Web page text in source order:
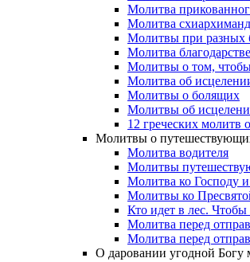
Молитва
Молитва
Молитвы при разных
Молитва
Молитвы о том,
Молитва об
Молитвы о болящих
Молитвы об
12 греческих молитв
Молитвы о
Молитва водителя
Молитвы
Молитва ко Господу
Молитвы ко
Кто идет в лес. Чтобы
Молитва перед
Молитва перед
О даровании угодной Богу